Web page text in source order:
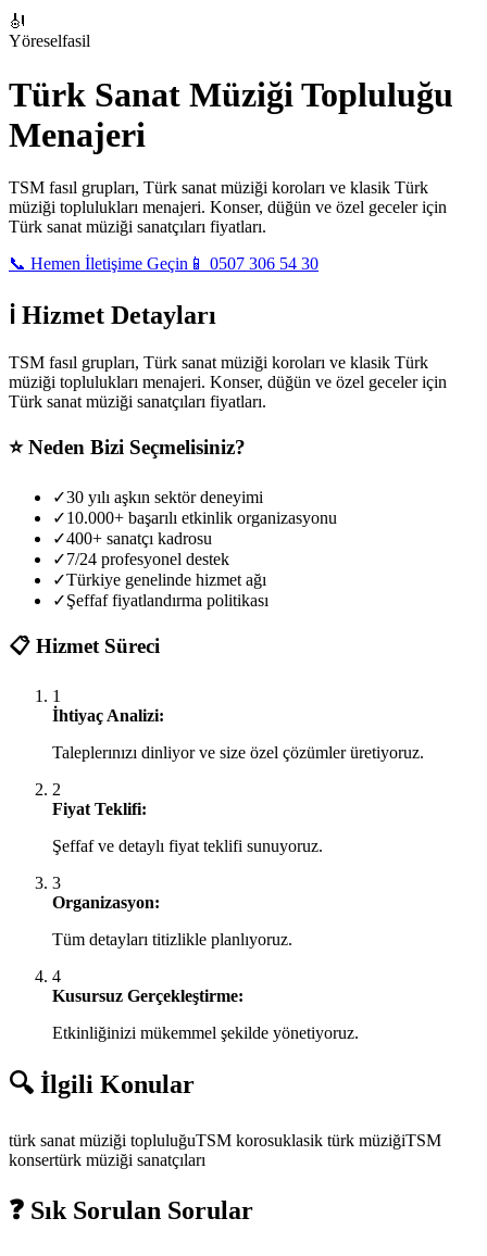
🎻
Yöreselfasil
Türk Sanat Müziği Topluluğu
Menajeri
TSM fasıl grupları, Türk sanat müziği koroları ve klasik Türk
müziği toplulukları menajeri. Konser, düğün ve özel geceler için
Türk sanat müziği sanatçıları fiyatları.
📞 Hemen İletişime Geçin 📱 0507 306 54 30
ℹ️ Hizmet Detayları
TSM fasıl grupları, Türk sanat müziği koroları ve klasik Türk
müziği toplulukları menajeri. Konser, düğün ve özel geceler için
Türk sanat müziği sanatçıları fiyatları.
⭐Neden Bizi Seçmelisiniz?
✓30 yılı aşkın sektör deneyimi
✓10.000+ başarılı etkinlik organizasyonu
✓400+ sanatçı kadrosu
✓7/24 profesyonel destek
✓Türkiye genelinde hizmet ağı
✓Şeffaf fiyatlandırma politikası
📋 Hizmet Süreci
1
İhtiyaç Analizi:
Taleplerınızı dinliyor ve size özel çözümler üretiyoruz.
2
Fiyat Teklifi:
Şeffaf ve detaylı fiyat teklifi sunuyoruz.
3
Organizasyon:
Tüm detayları titizlikle planlıyoruz.
4
Kusursuz Gerçekleştirme:
Etkinliğinizi mükemmel şekilde yönetiyoruz.
🔍 İlgili Konular
türk sanat müziği topluluğuTSM korosuklasik türk müziğiTSM
konsertürk müziği sanatçıları
❓ Sık Sorulan Sorular